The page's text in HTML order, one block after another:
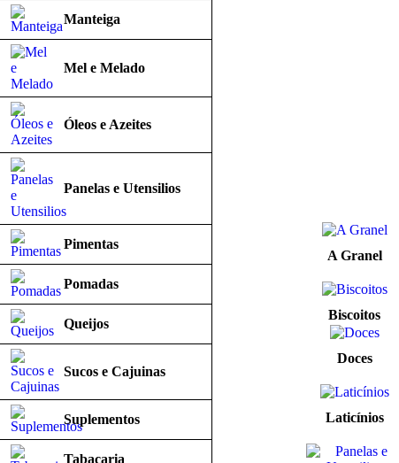
Manteiga
Mel e Melado
Óleos e Azeites
Panelas e Utensilios
Pimentas
Pomadas
Queijos
Sucos e Cajuinas
Suplementos
Tabacaria
A Granel
Biscoitos
Doces
Laticínios